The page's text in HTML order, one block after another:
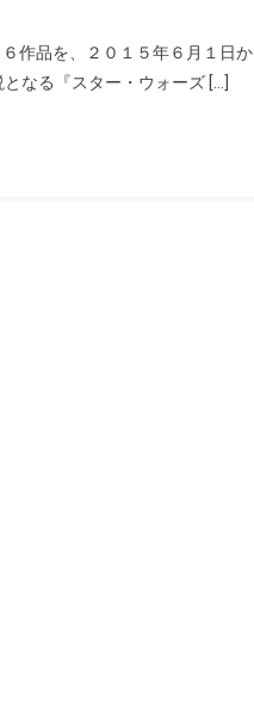
作品を、２０１５年６月１日か
なる『スター・ウォーズ […]